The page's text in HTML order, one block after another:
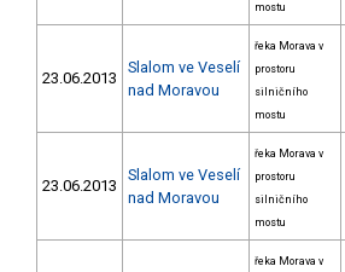
mostu
23.06.2013
Slalom ve Veselí
nad Moravou
řeka Morava v
prostoru
silničního
mostu
23.06.2013
Slalom ve Veselí
nad Moravou
řeka Morava v
prostoru
silničního
mostu
řeka Morava v